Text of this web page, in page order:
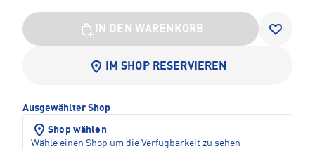
IN DEN WARENKORB
IM SHOP RESERVIEREN
Ausgewählter Shop
Shop wählen
Wähle einen Shop um die Verfügbarkeit zu sehen